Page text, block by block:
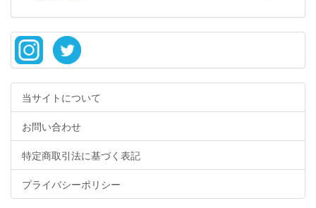
当サイトについて
お問い合わせ
特定商取引法に基づく表記
プライバシーポリシー